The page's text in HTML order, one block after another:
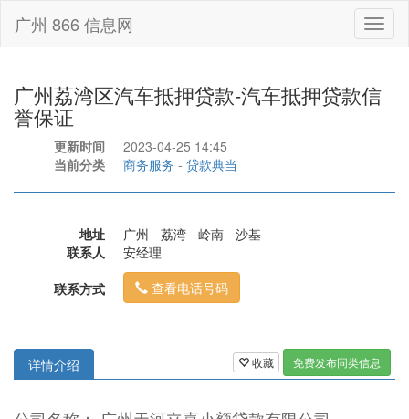
广州 866 信息网
广州荔湾区汽车抵押贷款-汽车抵押贷款信
誉保证
更新时间
2023-04-25 14:45
当前分类
商务服务 - 贷款典当
地址
广州 - 荔湾 - 岭南 - 沙基
联系人
安经理
联系方式
查看电话号码
收藏 免费发布同类信息
详情介绍